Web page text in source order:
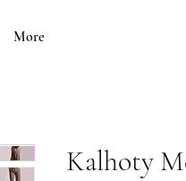
More
Kalhoty